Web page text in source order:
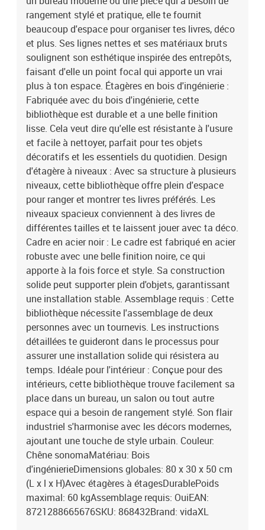
rangement stylé et pratique, elle te fournit
beaucoup d'espace pour organiser tes livres, déco
et plus. Ses lignes nettes et ses matériaux bruts
soulignent son esthétique inspirée des entrepôts,
faisant d'elle un point focal qui apporte un vrai
plus à ton espace. Étagères en bois d'ingénierie :
Fabriquée avec du bois d'ingénierie, cette
bibliothèque est durable et a une belle finition
lisse. Cela veut dire qu'elle est résistante à l'usure
et facile à nettoyer, parfait pour tes objets
décoratifs et les essentiels du quotidien. Design
d'étagère à niveaux : Avec sa structure à plusieurs
niveaux, cette bibliothèque offre plein d'espace
pour ranger et montrer tes livres préférés. Les
niveaux spacieux conviennent à des livres de
différentes tailles et te laissent jouer avec ta déco.
Cadre en acier noir : Le cadre est fabriqué en acier
robuste avec une belle finition noire, ce qui
apporte à la fois force et style. Sa construction
solide peut supporter plein d'objets, garantissant
une installation stable. Assemblage requis : Cette
bibliothèque nécessite l'assemblage de deux
personnes avec un tournevis. Les instructions
détaillées te guideront dans le processus pour
assurer une installation solide qui résistera au
temps. Idéale pour l'intérieur : Conçue pour des
intérieurs, cette bibliothèque trouve facilement sa
place dans un bureau, un salon ou tout autre
espace qui a besoin de rangement stylé. Son flair
industriel s'harmonise avec les décors modernes,
ajoutant une touche de style urbain. Couleur:
Chêne sonomaMatériau: Bois
d'ingénierieDimensions globales: 80 x 30 x 50 cm
(L x l x H)Avec étagères à étagesDurablePoids
maximal: 60 kgAssemblage requis: OuiEAN:
8721288665676SKU: 868432Brand: vidaXL